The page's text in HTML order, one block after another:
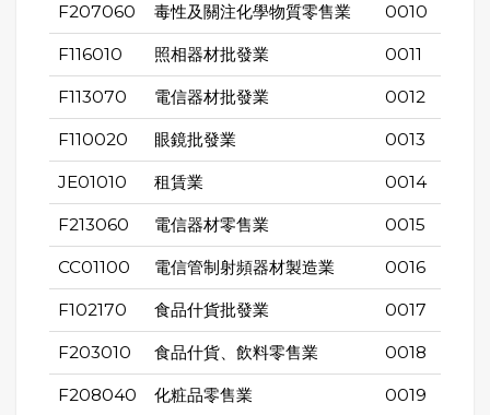
F207060 毒性及關注化學物質零售業 0010
F116010 照相器材批發業 0011
F113070 電信器材批發業 0012
F110020 眼鏡批發業 0013
JE01010 租賃業 0014
F213060 電信器材零售業 0015
CC01100 電信管制射頻器材製造業 0016
F102170 食品什貨批發業 0017
F203010 食品什貨、飲料零售業 0018
F208040 化粧品零售業 0019